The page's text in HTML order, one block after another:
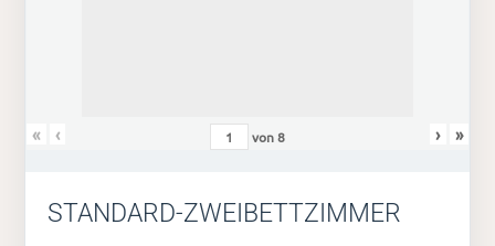
« ‹ von8 › »
STANDARD-ZWEIBETTZIMMER